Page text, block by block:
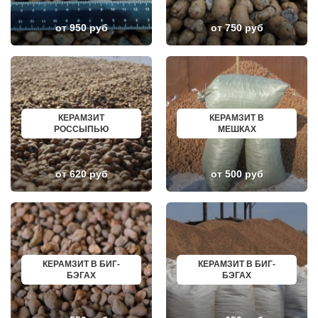
КОЖИНО
КОКОШКИНО
КОЛЮБАКИНО
КОММУНАРКА
КОНСТАНТИНОВО
КОРЕНЕВО
КОРОЛЕВ
КОСИНО
КОТЕЛЬНИКИ
КРАСКОВО
КРАСНАЯ ПАХРА
КРАСНОАРМЕЙСК
КРАСНОГОРСК
КРАСНОЗАВОДСК
КРАСНОЗНАМЕНСК
КРАТОВО
КРЮКОВО
КУПАВНА
КУРОВСКОЕ
ЛЕСНОЙ
ЛЕТОВО
ЛИКИНО-ДУЛЕВО
ЛОБАНОВО
ЛОБНЯ
ЛОПАТИНСКИЙ
ЛОСИНО-ПЕТРОВСКИЙ
ЛОТОШИНО
КИСЛОВОДСК
КРОПОТКИН
УСОЛЬЕ
НИЖНЕВАРТОВСК
КОРЕНОВСК
ПИОНЕРСКИЙ
ЧАПАЕВСК
АЛЕКСИН
БЕЛОРЕЧЕНСК
БОЛЬШОЙ КАМЕНЬ
КИРЖАЧ
ПРИОЗЕРСК
САЛЬСК
ТОБОЛЬСК
ВОТКИНСК
БЕРДСК
НЕФТЕЮГАНСК
ВОЛХОВ
САЛАВАТ
СОСНОВЫЙ БОР
РЕВДА
ГАГАРИН
ПОЧИНОК
ГУСЕВ
от 950 руб от 750 руб
КЕРАМЗИТ
РОССЫПЬЮ
от 620 руб
КЕРАМЗИТ В
МЕШКАХ
от 500 руб
КЕРАМЗИТ В БИГ-
БЭГАХ
КЕРАМЗИТ В БИГ-
БЭГАХ